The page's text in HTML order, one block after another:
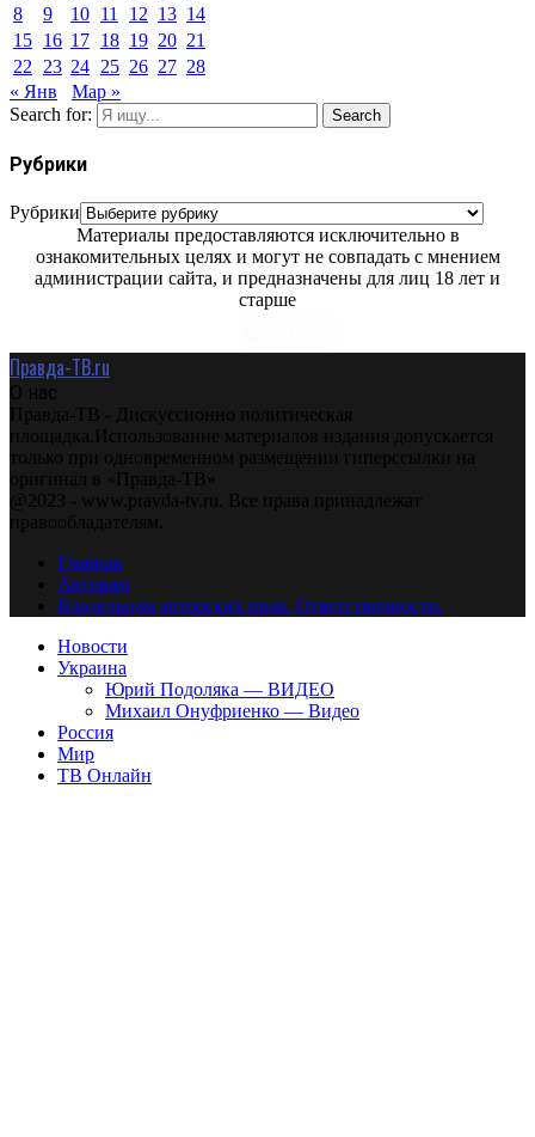
8
9 10 11 12 13 14
15 16 17 18 19 20 21
22
23 24 25 26 27 28
« Янв
Мар »
Search for:
Search
Рубрики
Рубрики
Материалы предоставляются исключительно в
ознакомительных целях и могут не совпадать с мнением
администрации сайта, и предназначены для лиц 18 лет и
старше
Правда-ТВ.ru
О нас
Правда-ТВ - Дискуссионно политическая
площадка.Использование материалов издания допускается
только при одновременном размещении гиперссылки на
оригинал в «Правда-ТВ»
@2023 - www.pravda-tv.ru. Все права принадлежат
правообладателям.
Главная
Авторам
Владельцам авторских прав. Ответственности.
Новости
Украина
Юрий Подоляка — ВИДЕО
Михаил Онуфриенко — Видео
Россия
Мир
ТВ Онлайн